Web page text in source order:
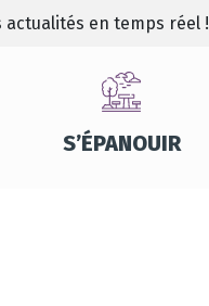
actualités en temps réel !
S’ÉPANOUIR